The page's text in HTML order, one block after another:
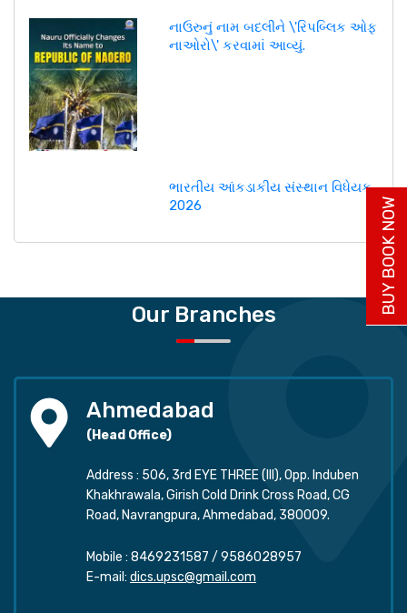
નાઉરુનું નામ બદલીને \'રિપબ્લિક ઓફ
નાઓરો\' કરવામાં આવ્યું.
ભારતીય આંકડાકીય સંસ્થાન વિધેયક,
2026
Our Branches
Ahmedabad
(Head Office)
Address : 506, 3rd EYE THREE (III), Opp. Induben
Khakhrawala, Girish Cold Drink Cross Road, CG
Road, Navrangpura, Ahmedabad, 380009.
Mobile : 8469231587 / 9586028957
E-mail: dics.upsc@gmail.com
BUY BOOK NOW